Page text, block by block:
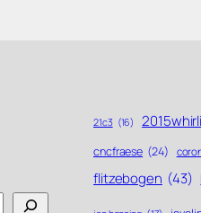
21c3 (16) 2015whirli
cncfraese (24)
flitzebogen (43)